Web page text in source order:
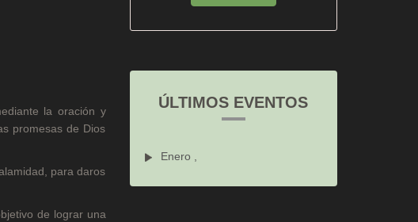
la oración y
promesas de Dios
para daros
de lograr una
ÚLTIMOS EVENTOS
Enero ,